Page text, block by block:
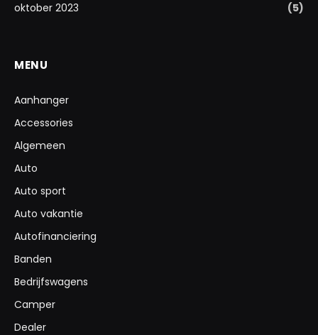
oktober 2023
(5)
MENU
Aanhanger
Accessories
Algemeen
Auto
Auto sport
Auto vakantie
Autofinanciering
Banden
Bedrijfswagens
Camper
Dealer